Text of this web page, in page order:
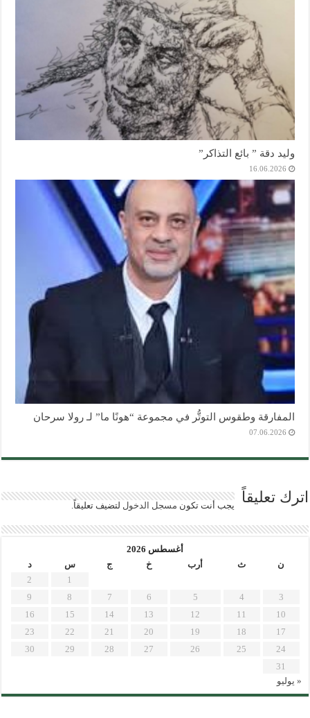
وليد دقة ” بائع التذاكر”
16.06.2026
المفارقة وطقوس التوتُّر في مجموعة “هونًا ما” لـ رولا سرحان
07.06.2026
اترك تعليقاً يجب أنت تكون مسجل الدخول لتضيف تعليقاً.
أغسطس 2026
ن
ث أرب خ ج س
د
1
2
3
4
5
6
7
8
9
10
11
12
13
14
15
16
17
18
19
20
21
22
23
24
25
26
27
28
29
30
31
« يوليو